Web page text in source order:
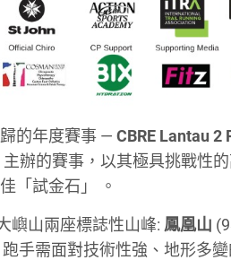
的年度賽事 —CBRE Lantau 2
主辦的賽事，以其極具挑戰性
「試金石」
。
嶼山兩座標誌性山峰: 鳳凰山 (
跑手需面對技術性強、地形多